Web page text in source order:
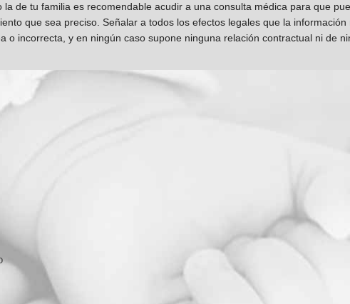
de tu familia es recomendable acudir a una consulta médica para que
que sea preciso. Señalar a todos los efectos legales que la
o incorrecta, y en ningún caso supone ninguna relación contractual ni de